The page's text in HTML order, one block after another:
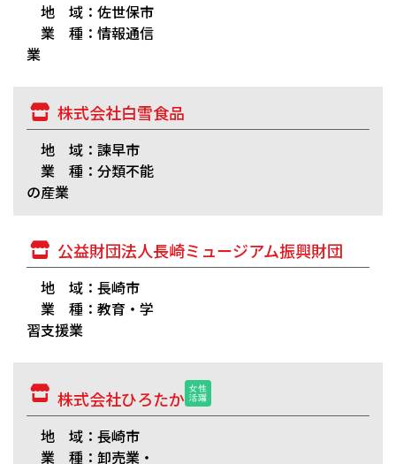
地 域：佐世保市
業 種：情報通信
業
株式会社白雪食品
地 域：諫早市
業 種：分類不能
の産業
公益財団法人長崎ミュージアム振興財団
地 域：長崎市
業 種：教育・学
習支援業
株式会社ひろたか
地 域：長崎市
業 種：卸売業・